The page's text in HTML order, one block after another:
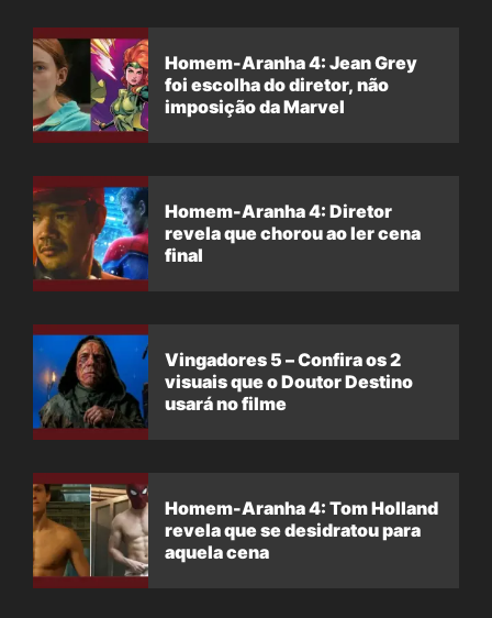
Homem-Aranha 4: Jean Grey
foi escolha do diretor, não
imposição da Marvel
Homem-Aranha 4: Diretor
revela que chorou ao ler cena
final
Vingadores 5 – Confira os 2
visuais que o Doutor Destino
usará no filme
Homem-Aranha 4: Tom Holland
revela que se desidratou para
aquela cena